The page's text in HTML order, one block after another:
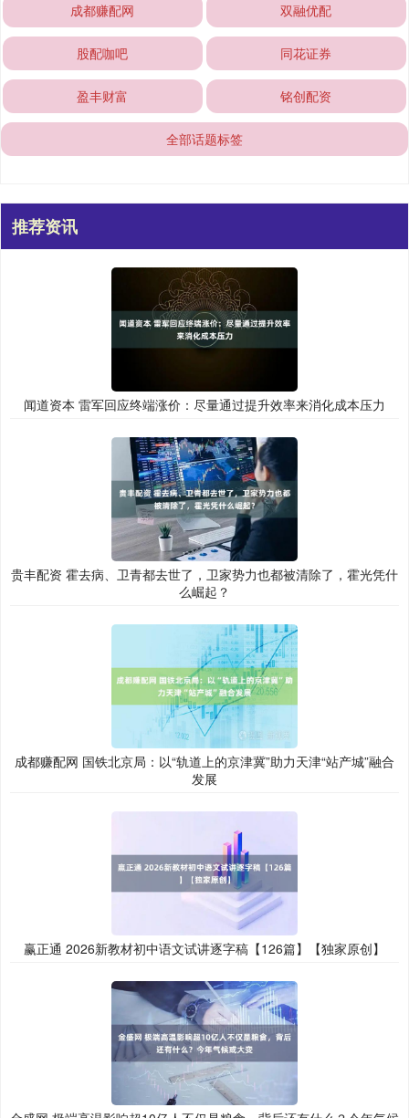
成都赚配网 双融优配
股配咖吧 同花证券
盈丰财富 铭创配资
全部话题标签
推荐资讯
闻道资本 雷军回应终端涨价：尽量通过提升效率来消化成本压力
贵丰配资 霍去病、卫青都去世了，卫家势力也都被清除了，霍光凭什
么崛起？
成都赚配网 国铁北京局：以“轨道上的京津冀”助力天津“站产城”融合
发展
赢正通 2026新教材初中语文试讲逐字稿【126篇】【独家原创】